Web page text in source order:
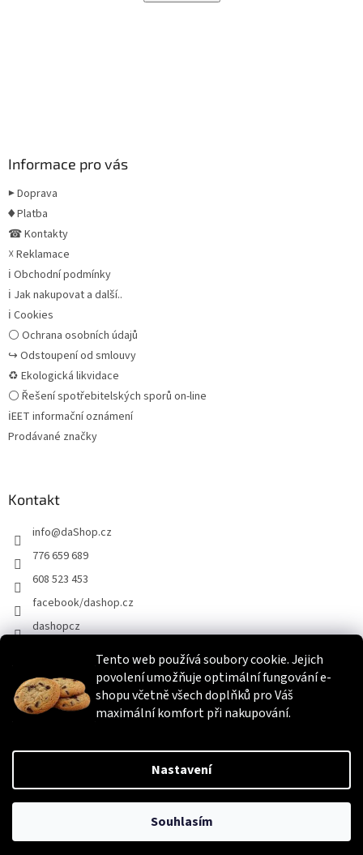
Tento web používá soubory cookie. Jejich
povolení umožňuje optimální fungování e-
shopu včetně všech doplňků pro Váš
maximální komfort při nakupování.
Nastavení
Souhlasím
Informace pro vás
▶ Doprava
♦ Platba
☎ Kontakty
☓ Reklamace
ℹ Obchodní podmínky
ℹ Jak nakupovat a další..
ℹ Cookies
⚪ Ochrana osobních údajů
↪ Odstoupení od smlouvy
♻ Ekologická likvidace
⚪ Řešení spotřebitelských sporů on-line
ℹEET informační oznámení
Prodávané značky
Kontakt
info@daShop.cz
776 659 689
608 523 453
facebook/dashop.cz
dashopcz
Heureka.cz Zboží.cz Srovnáme.cz
Copyright 2026daShop.cz. Všechna práva vyhrazena.Upravit
nastavení cookies